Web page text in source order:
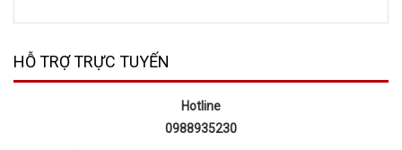
HỖ TRỢ TRỰC TUYẾN
Hotline
0988935230